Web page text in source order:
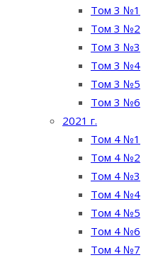
Том 3 №1
Том 3 №2
Том 3 №3
Том 3 №4
Том 3 №5
Том 3 №6
2021 г.
Том 4 №1
Том 4 №2
Том 4 №3
Том 4 №4
Том 4 №5
Том 4 №6
Том 4 №7